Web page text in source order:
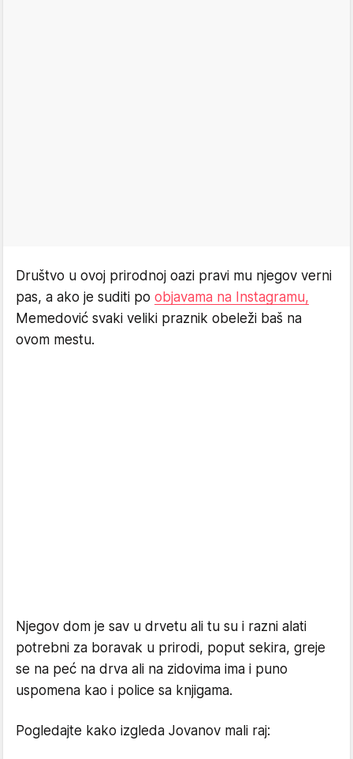
Društvo u ovoj prirodnoj oazi pravi mu njegov verni
pas, a ako je suditi po objavama na Instagramu,
Memedović svaki veliki praznik obeleži baš na
ovom mestu.
Njegov dom je sav u drvetu ali tu su i razni alati
potrebni za boravak u prirodi, poput sekira, greje
se na peć na drva ali na zidovima ima i puno
uspomena kao i police sa knjigama.
Pogledajte kako izgleda Jovanov mali raj: